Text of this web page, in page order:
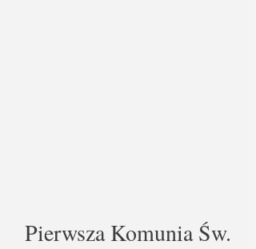
Pierwsza Komunia Św.